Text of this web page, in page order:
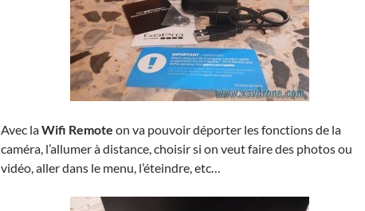
Avec laWifi Remote on va pouvoir déporter les fonctions de la
caméra, l’allumer à distance, choisir si on veut faire des photos ou
vidéo, aller dans le menu, l’éteindre, etc…